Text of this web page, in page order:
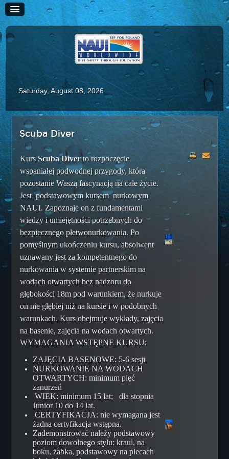
Saturday, August 08, 2026
HOME
HISTORIA
SZKOLENIE
Kursy Rekreacyjne
Scuba Diver
Advanced Scuba Diver
Adaptive Scuba Diver
Rescue Scuba Diver
Training Assistant
Master Scuba Diver
Specjalizacje
Dry Suit Diver
Deep Diver
Night Diver
Underwater Enviroment Diver
Nitrox Diver
Underwater Photographer
Underwater Videographer
Search and Recovery Diver
Wreck Diver
Underwater Ecologist
Underwater Archaeologist
Scuba Diver
KursScuba Diverto rozpoczęcie
wspaniałej podwodnej przygody, która
pozostanie Waszą fascynacją na całe życie.
Jest podstawowym kursem nurkowym
NAUI. Zapoznaje on z fundamentami
wiedzy i umiejętności potrzebnych do
bezpiecznego płetwonurkowania. Po
pomyślnym ukończeniu kursu, absolwent
uznawany jest za kompetentnego do
nurkowania w systemie partnerskim na
wodach otwartych bez nadzoru do
głębokości 18m pod warunkiem, że nurkuje
on nie głębiej niż na kursie i w podobnych
warunkach. Kurs obejmuje wykłady, zajęcia
na basenie, zajęcia na wodach otwartych.
WYMAGANIA WSTĘPNE KURSU:
ZAJĘCIA BASENOWE: 5-6 sesji
NURKOWANIE NA WODACH
OTWARTYCH: minimum pięć
zanurzeń
WIEK: minimum 15 lat; dla stopnia
Junior 10 do 14 lat.
CERTYFIKACJA: nie wymagana jest
żadna certyfikacja wstępna.
Zademonstrować należy podstawowy
poziom dowolnego stylu: kraul, na
boku, żabka, podstawowy na plecach